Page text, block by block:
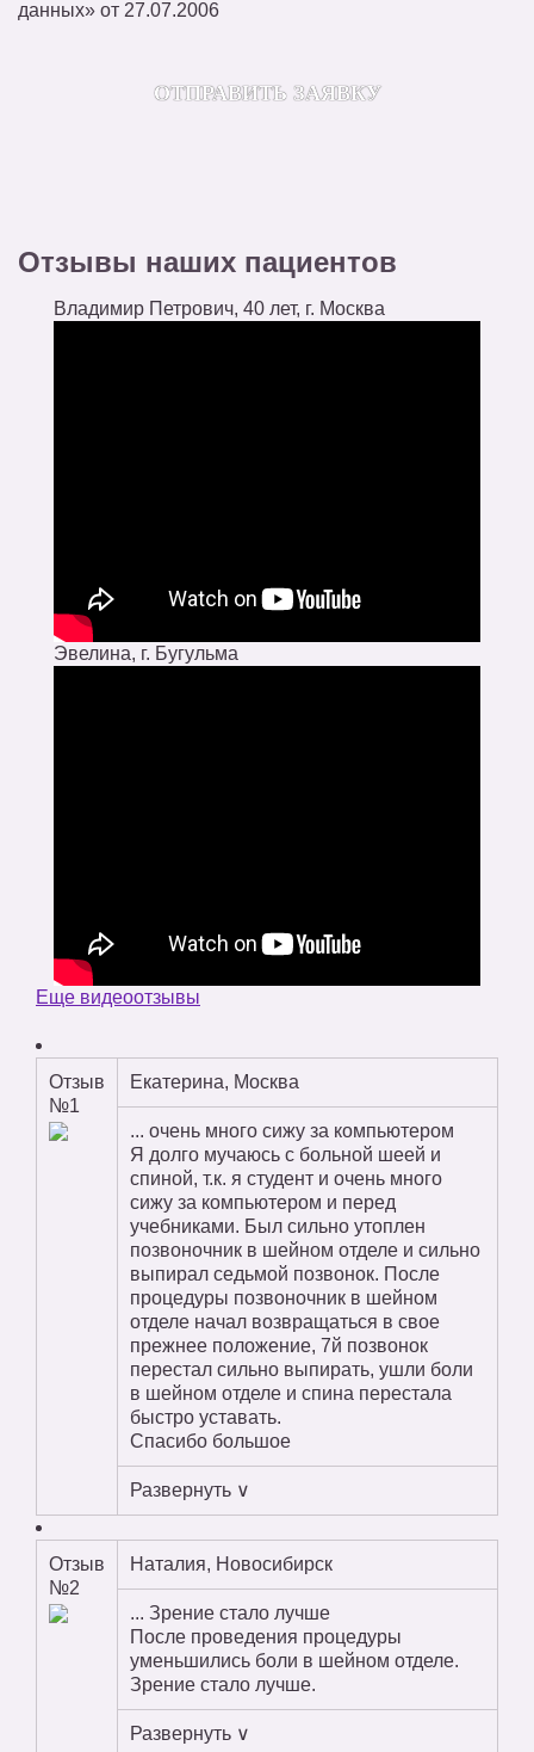
данных» от 27.07.2006
Отзывы наших пациентов
Владимир Петрович, 40 лет, г. Москва
Эвелина, г. Бугульма
Еще видеоотзывы
Отзыв
№1
Екатерина, Москва
... очень много сижу за компьютером
Я долго мучаюсь с больной шеей и
спиной, т.к. я студент и очень много
сижу за компьютером и перед
учебниками. Был сильно утоплен
позвоночник в шейном отделе и сильно
выпирал седьмой позвонок. После
процедуры позвоночник в шейном
отделе начал возвращаться в свое
прежнее положение, 7й позвонок
перестал сильно выпирать, ушли боли
в шейном отделе и спина перестала
быстро уставать.
Спасибо большое
Развернуть ∨
Отзыв
№2
Наталия, Новосибирск
... Зрение стало лучше
После проведения процедуры
уменьшились боли в шейном отделе.
Зрение стало лучше.
Развернуть ∨